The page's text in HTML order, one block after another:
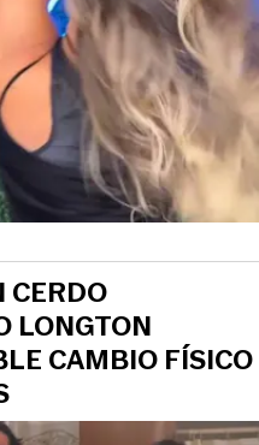
CERDO
LONGTON
CAMBIO FÍSICO